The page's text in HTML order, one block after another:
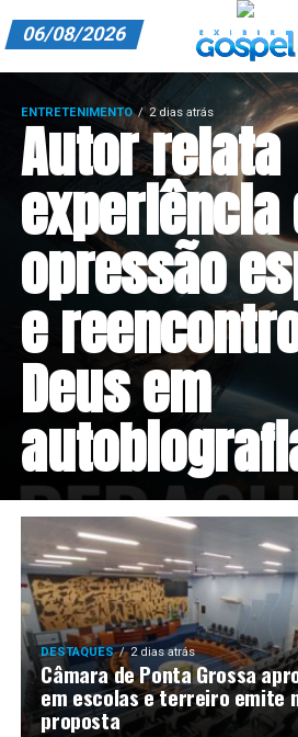
ANUNCIE CONOSCO
ASSINE
CARRINHO
ENTREVISTAS
EXPEDIENTE
FINALIZAR COMPRA
HOME
06/08/2026
ENTRETENIMENTO 2 dias atrás
Autor relata
experiência
opressão
e
Deus em
DESTAQUES 2 dias atrás
Câmara de Ponta Grossa
em escolas e terreiro emite
proposta